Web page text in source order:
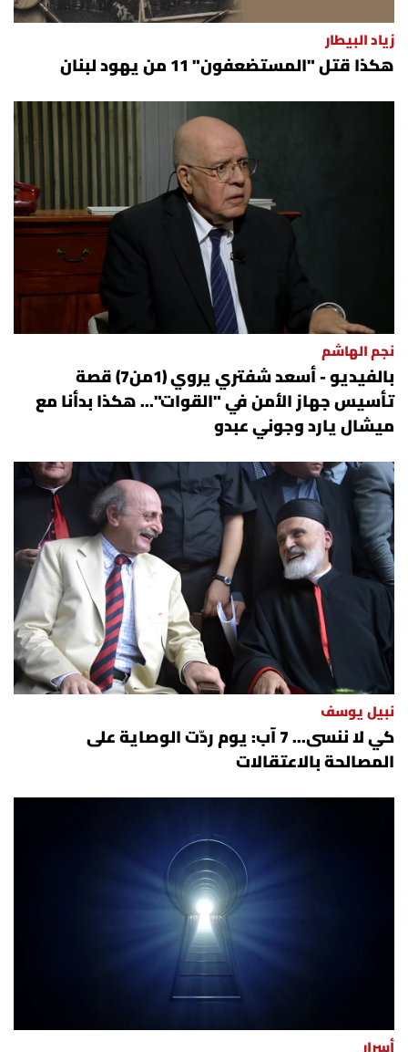
زياد البيطار
هكذا قتل "المستضعفون" 11 من يهود لبنان
نجم الهاشم
بالفيديو - أسعد شفتري يروي (1من7) قصة
تأسيس جهاز الأمن في "القوات"... هكذا بدأنا مع
ميشال يارد وجوني عبدو
نبيل يوسف
كي لا ننسى... 7 آب: يوم ردّت الوصاية على
المصالحة بالاعتقالات
أسرار